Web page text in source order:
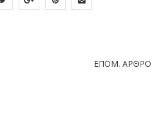
ΕΠΌΜ. ΆΡΘΡΟ